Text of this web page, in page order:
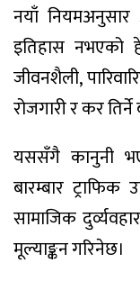
नयाँ
इतिहास नभएको
जीवनशैली,
रोजगारी र कर
यससँगै कानुनी
बारम्बार
सामाजिक
मूल्याङ्कन गरिनेछ।